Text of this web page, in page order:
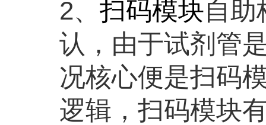
2、 扫码模块自
认，由于试剂管
况核心便是扫码
逻辑，扫码模块